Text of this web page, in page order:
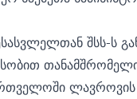
შსს-ს
ლავროვის